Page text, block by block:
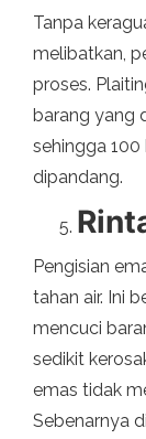
Tanpa
melibatkan,
proses.
barang yang
sehingga
dipandang.
Pengisian
tahan air. Ini
mencuci
sedikit
emas tidak
Sebenarnya